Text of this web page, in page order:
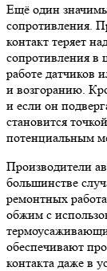
Ещё один
сопротивления.
контакт теряет
сопротивления в
работе датчиков
и возгоранию.
и если он
становится
потенциальным
Производители
большинстве
ремонтных
обжим с
обеспечивают
контакта даже в